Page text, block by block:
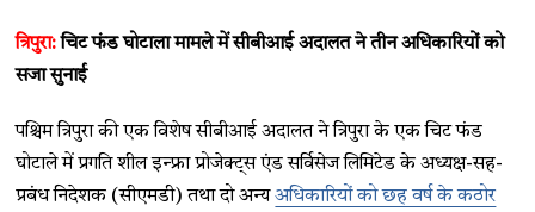
त्रिपुरा:चिट फंड घोटाला मामले में सीबीआई अदालत ने तीन अधिकारियों को
सजा सुनाई
पश्चिम त्रिपुरा की एक विशेष सीबीआई अदालत ने त्रिपुरा के एक चिट फंड
घोटाले में प्रगति शील इन्फ्रा प्रोजेक्ट्स एंड सर्विसेज लिमिटेड के अध्यक्ष-सह-
प्रबंध निदेशक (सीएमडी) तथा दो अन्यअधिकारियों को छह वर्ष के कठोर